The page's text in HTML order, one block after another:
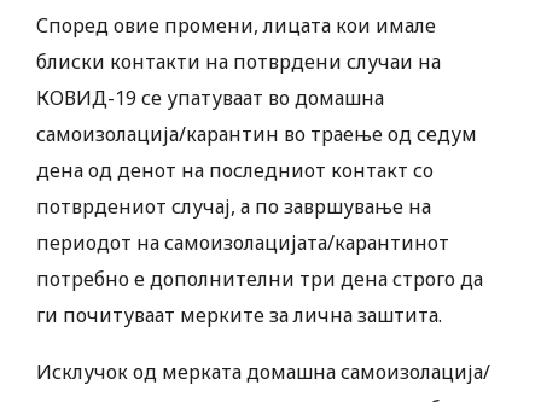
Според овие промени, лицата кои имале
блиски контакти на потврдени случаи на
КОВИД-19 се упатуваат во домашна
самоизолација/карантин во траење од седум
дена од денот на последниот контакт со
потврдениот случај, а по завршување на
периодот на самоизолацијата/карантинот
потребно е дополнителни три дена строго да
ги почитуваат мерките за лична заштита.
Исклучок од мерката домашна самоизолација/